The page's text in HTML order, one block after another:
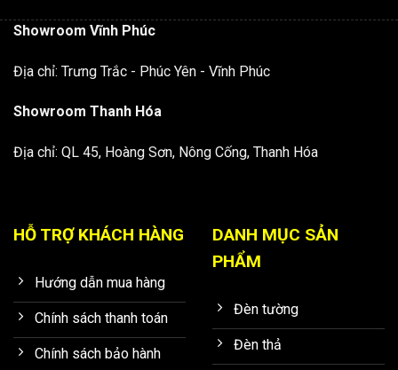
Showroom Vĩnh Phúc
Địa chỉ: Trưng Trắc - Phúc Yên - Vĩnh Phúc
Showroom Thanh Hóa
Địa chỉ: QL 45, Hoàng Sơn, Nông Cống, Thanh Hóa
HỖ TRỢ KHÁCH HÀNG
Hướng dẫn mua hàng
Chính sách thanh toán
Chính sách bảo hành
DANH MỤC SẢN
PHẨM
Đèn tường
Đèn thả